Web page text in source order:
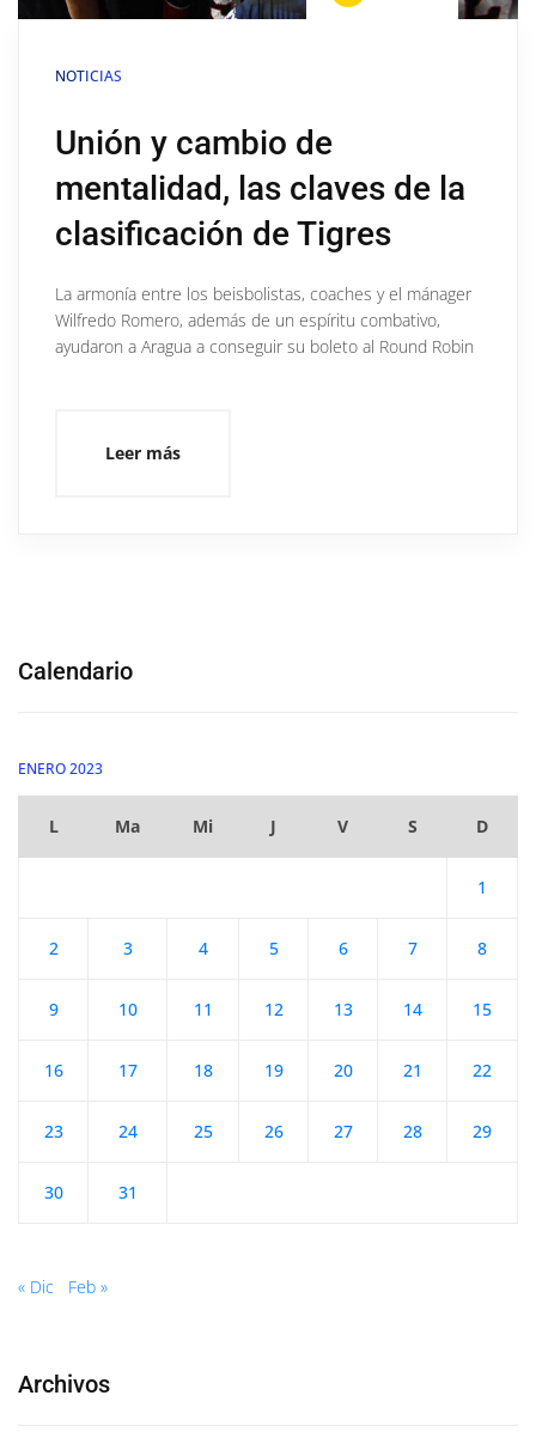
NOTICIAS
Unión y cambio de
mentalidad, las claves de la
clasificación de Tigres
La armonía entre los beisbolistas, coaches y el mánager
Wilfredo Romero, además de un espíritu combativo,
ayudaron a Aragua a conseguir su boleto al Round Robin
Leer más
Calendario
ENERO 2023
L Ma Mi J V S D
1
2 3 4 5 6 7 8
9 10 11 12 13 14 15
16 17 18 19 20 21 22
23 24 25 26 27 28 29
30 31
« Dic Feb »
Archivos